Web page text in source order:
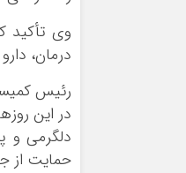
وی تأکید
درمان،
رئیس
در این
دلگرمی و
حمایت از